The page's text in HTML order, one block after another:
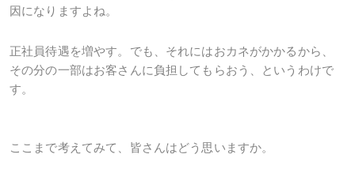
因になりますよね。
正社員待遇を増やす。でも、それにはおカネがかかるから、
その分の一部はお客さんに負担してもらおう、というわけで
す。
ここまで考えてみて、皆さんはどう思いますか。